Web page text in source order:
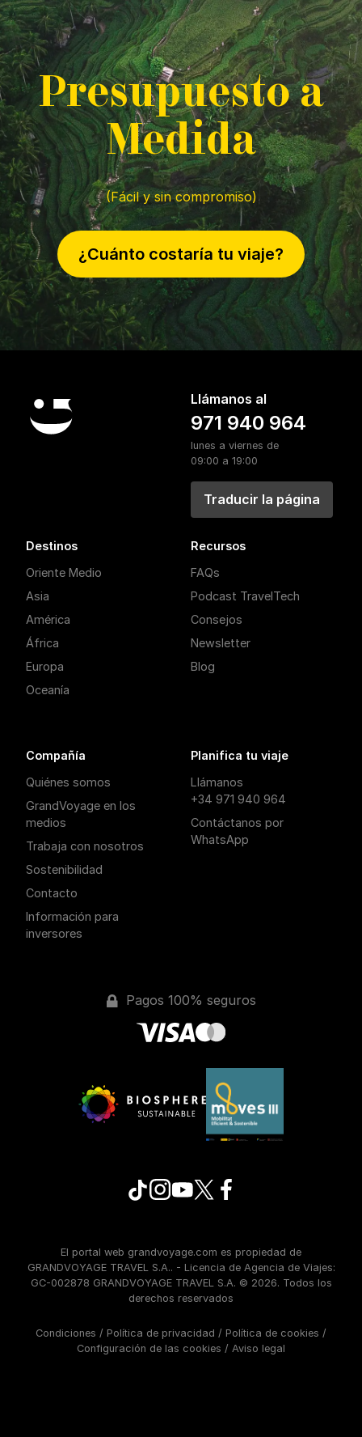
Presupuesto a
Medida
(Fácil y sin compromiso)
¿Cuánto costaría tu viaje?
Llámanos al
971 940 964
lunes a viernes de
09:00 a 19:00
Traducir la página
Destinos
Oriente Medio
Asia
América
África
Europa
Oceanía
Recursos
FAQs
Podcast TravelTech
Consejos
Newsletter
Blog
Compañía
Quiénes somos
GrandVoyage en los
medios
Trabaja con nosotros
Sostenibilidad
Contacto
Información para
inversores
Planifica tu viaje
Llámanos
+34 971 940 964
Contáctanos por
WhatsApp
Pagos 100% seguros
El portal web grandvoyage.com es propiedad de
GRANDVOYAGE TRAVEL S.A.. - Licencia de Agencia de Viajes:
GC-002878 GRANDVOYAGE TRAVEL S.A. © 2026. Todos los
derechos reservados
Condiciones / Política de privacidad / Política de cookies /
Configuración de las cookies / Aviso legal